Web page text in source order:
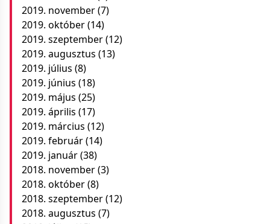
2019. november(7)
2019. október(14)
2019. szeptember(12)
2019. augusztus (13)
2019. július (8)
2019. június (18)
2019. május (25)
2019. április (17)
2019. március (12)
2019. február(14)
2019. január(38)
2018. november(3)
2018. október(8)
2018. szeptember(12)
2018. augusztus (7)